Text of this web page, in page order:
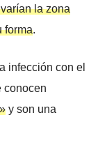
la zona
forma.
infección con el
conocen
y son una